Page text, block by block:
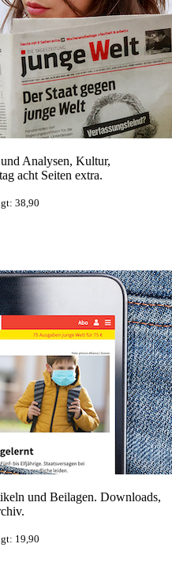
Analysen, Kultur,
acht Seiten extra.
38,90
und Beilagen. Downloads,
19,90